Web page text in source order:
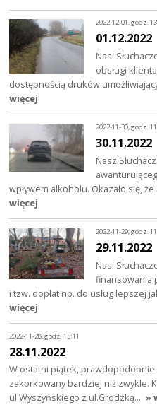
2022-12-01, godz.
01.12.2022
Nasi
obsługi
dostępnością druków
więcej
2022-11-30, godz.
30.11.2022
Nasz
wpływem alkoholu. Okazało się,
więcej
2022-11-29, godz.
29.11.2022
Nasi
finansowania
i tzw. dopłat np. do usług lepszej
więcej
2022-11-28, godz. 13:11
28.11.2022
W ostatni piątek, prawdopodobnie
zakorkowany bardziej niż zwykle.
ul.Wyszyńskiego z ul.Grodzką… »